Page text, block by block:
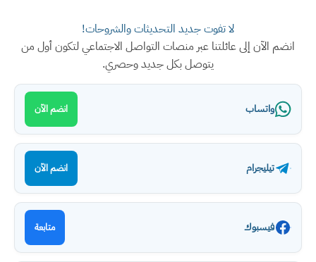
لا تفوت جديد التحديثات والشروحات!
انضم الآن إلى عائلتنا عبر منصات التواصل الاجتماعي لتكون أول من
يتوصل بكل جديد وحصري.
واتساب انضم الآن
تيليجرام انضم الآن
فيسبوك متابعة